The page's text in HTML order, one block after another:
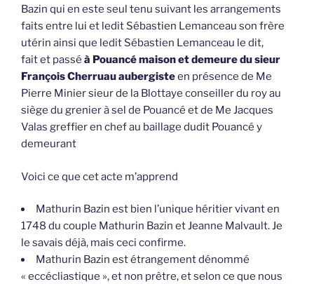
Bazin qui en este seul tenu suivant les arrangements
faits entre lui et ledit Sébastien Lemanceau son frère
utérin ainsi que ledit Sébastien Lemanceau le dit,
fait et passé à Pouancé maison et demeure du sieur
François Cherruau aubergisteen présence de Me
Pierre Minier sieur de la Blottaye conseiller du roy au
siège du grenier à sel de Pouancé et de Me Jacques
Valas greffier en chef au baillage dudit Pouancé y
demeurant
Voici ce que cet acte m’apprend
Mathurin Bazin est bien l’unique héritier vivant en
1748 du couple Mathurin Bazin et Jeanne Malvault. Je
le savais déjà, mais ceci confirme.
Mathurin Bazin est étrangement dénommé
« eccécliastique », et non prêtre, et selon ce que nous